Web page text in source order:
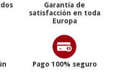
Garantía de
satisfacción en toda
Europa
Pago 100% seguro